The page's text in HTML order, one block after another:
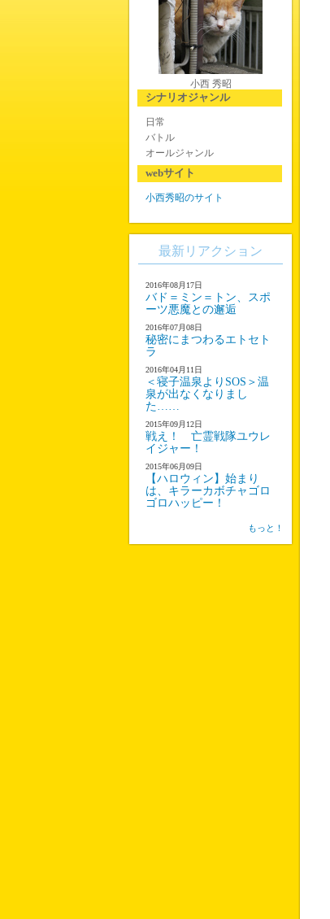
小西 秀昭
シナリオジャンル
日常
バトル
オールジャンル
webサイト
小西秀昭のサイト
最新リアクション
2016年08月17日
バド＝ミン＝トン、スポ
ーツ悪魔との邂逅
2016年07月08日
秘密にまつわるエトセト
ラ
2016年04月11日
＜寝子温泉よりSOS＞温
泉が出なくなりまし
た……
2015年09月12日
戦え！ 亡霊戦隊ユウレ
イジャー！
2015年06月09日
【ハロウィン】始まり
は、キラーカボチャゴロ
ゴロハッピー！
もっと！